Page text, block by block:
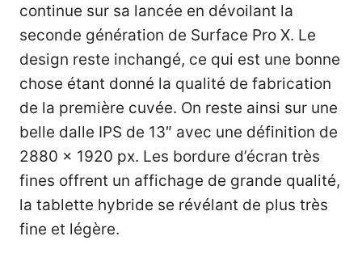
continue sur sa lancée en dévoilant la
seconde génération de Surface Pro X. Le
design reste inchangé, ce qui est une bonne
chose étant donné la qualité de fabrication
de la première cuvée. On reste ainsi sur une
belle dalle IPS de 13″ avec une définition de
2880 x 1920 px. Les bordure d’écran très
fines offrent un affichage de grande qualité,
la tablette hybride se révélant de plus très
fine et légère.